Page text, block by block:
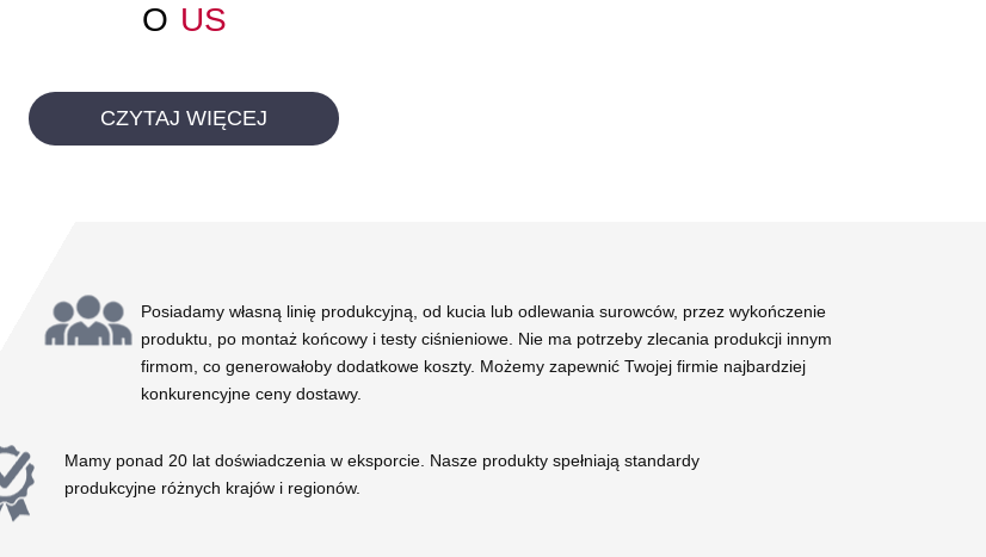
O US
CZYTAJ WIĘCEJ
Posiadamy własną linię produkcyjną, od kucia lub odlewania surowców, przez wykończenie
produktu, po montaż końcowy i testy ciśnieniowe. Nie ma potrzeby zlecania produkcji innym
firmom, co generowałoby dodatkowe koszty. Możemy zapewnić Twojej firmie najbardziej
konkurencyjne ceny dostawy.
Mamy ponad 20 lat doświadczenia w eksporcie. Nasze produkty spełniają standardy
produkcyjne różnych krajów i regionów.